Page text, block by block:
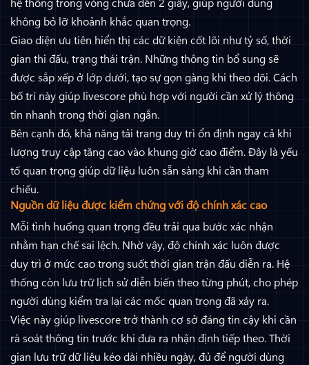
không bỏ lỡ khoảnh khắc quan trọng.
Giao diện ưu tiên hiển thị các dữ kiện cốt lõi như tỷ số, thời
gian thi đấu, trạng thái trận. Những thông tin bổ sung sẽ
được sắp xếp ở lớp dưới, tạo sự gọn gàng khi theo dõi. Cách
bố trí này giúp livescore phù hợp với người cần xử lý thông
tin nhanh trong thời gian ngắn.
Bên cạnh đó, khả năng tải trang duy trì ổn định ngay cả khi
lượng truy cập tăng cao vào khung giờ cao điểm. Đây là yếu
tố quan trọng giúp dữ liệu luôn sẵn sàng khi cần tham
chiếu.
Nguồn dữ liệu được kiểm chứng với độ chính xác cao
Mỗi tình huống quan trọng đều trải qua bước xác nhận
nhằm hạn chế sai lệch. Nhờ vậy, độ chính xác luôn được
duy trì ở mức cao trong suốt thời gian trận đấu diễn ra. Hệ
thống còn lưu trữ lịch sử diễn biến theo từng phút, cho phép
người dùng kiểm tra lại các mốc quan trọng đã xảy ra.
Việc này giúp livescore trở thành cơ sở đáng tin cậy khi cần
rà soát thông tin trước khi đưa ra nhận định tiếp theo. Thời
gian lưu trữ dữ liệu kéo dài nhiều ngày, đủ để người dùng